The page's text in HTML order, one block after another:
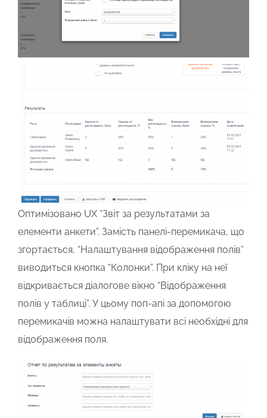
Оптимізовано UX “Звіт за результатами за
елементи анкети”. Замість панелі-перемикача, що
згортається, “Налаштування відображення полів”
виводиться кнопка “Колонки”. При кліку на неї
відкривається діалогове вікно “Відображення
полів у таблиці”. У цьому поп-апі за допомогою
перемикачів можна налаштувати всі необхідні для
відображення поля.